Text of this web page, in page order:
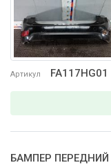
Артикул FA117HG01
БАМПЕР ПЕРЕДНИЙ